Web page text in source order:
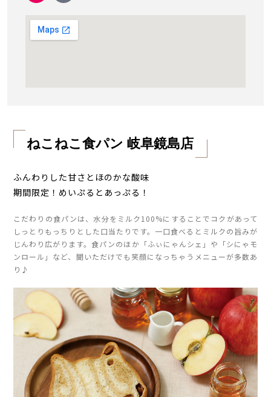
ねこねこ食パン 岐阜鏡島店
ふんわりした甘さとほのかな酸味
期間限定！めいぷるとあっぷる！
こだわりの食パンは、水分をミルク100%にすることでコクがあって
しっとりもっちりとした口当たりです。一口食べるとミルクの旨みが
じんわり広がります。食パンのほか「ふぃにゃんシェ」や「シにゃモ
ンロール」など、聞いただけでも笑顔になっちゃうメニューが多数あ
り♪